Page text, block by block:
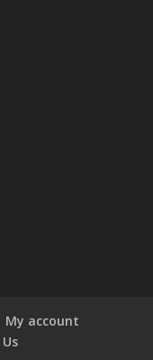
My account